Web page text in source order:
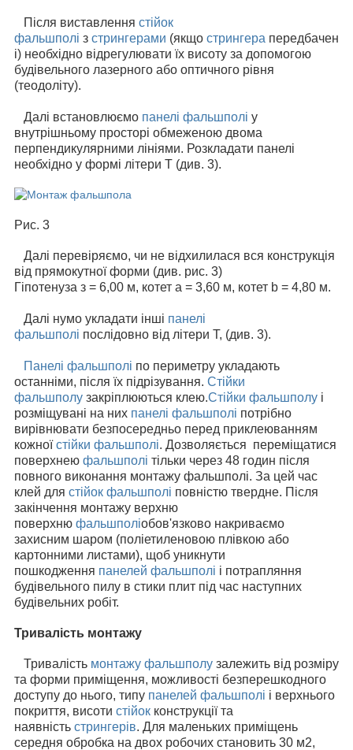
Після виставлення стійок
фальшполі з стрингерами (якщо стрингера передбачен
і) необхідно відрегулювати їх висоту за допомогою
будівельного лазерного або оптичного рівня
(теодоліту).
Далі встановлюємо панелі фальшполі у
внутрішньому просторі обмеженою двома
перпендикулярними лініями. Розкладати панелі
необхідно у формі літери Т (див. 3).
Рис. 3
Далі перевіряємо, чи не відхилилася вся конструкція
від прямокутної форми (див. рис. 3)
Гіпотенуза з = 6,00 м, котет a = 3,60 м, котет b = 4,80 м.
Далі нумо укладати інші панелі
фальшполі послідовно від літери Т, (див. 3).
Панелі фальшполі по периметру укладають
останніми, після їх підрізування. Стійки
фальшполу закріплюються клею.Стійки фальшполу і
розміщувані на них панелі фальшполі потрібно
вирівнювати безпосередньо перед приклеюванням
кожноїстійки фальшполі. Дозволяється переміщатися
поверхнею фальшполі тільки через 48 годин після
повного виконання монтажу фальшполі. За цей час
клей для стійок фальшполі повністю твердне. Після
закінчення монтажу верхню
поверхню фальшполіобов'язково накриваємо
захисним шаром (поліетиленовою плівкою або
картонними листами), щоб уникнути
пошкодження панелей фальшполі і потрапляння
будівельного пилу в стики плит під час наступних
будівельних робіт.
Тривалість монтажу
Тривалість монтажу фальшполу залежить від розміру
та форми приміщення, можливості безперешкодного
доступу до нього, типу панелей фальшполі і верхнього
покриття, висоти стійок конструкції та
наявність стрингерів. Для маленьких приміщень
середня обробка на двох робочих становить 30 м2,